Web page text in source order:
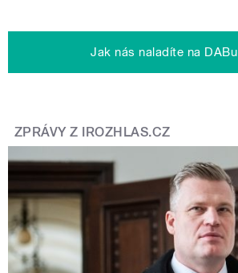
Jak nás naladíte na DABu
ZPRÁVY Z IROZHLAS.CZ